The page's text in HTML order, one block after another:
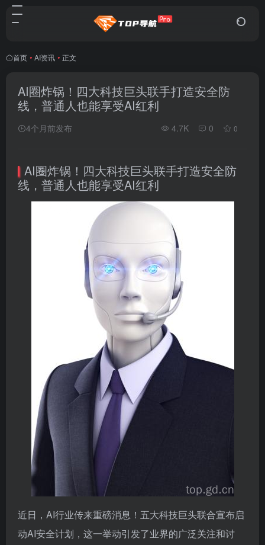
首页 • AI资讯 • 正文
AI圈炸锅！四大科技巨头联手打造安全防
线，普通人也能享受AI红利
4个月前发布 4.7K 0 0
AI圈炸锅！四大科技巨头联手打造安全防
线，普通人也能享受AI红利
近日，AI行业传来重磅消息！五大科技巨头联合宣布启
动AI安全计划，这一举动引发了业界的广泛关注和讨